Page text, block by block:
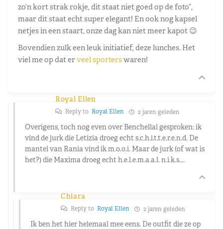
zo’n kort strak rokje, dit staat niet goed op de foto”,
maar dit staat echt super elegant! En ook nog kapsel
netjes in een staart, onze dag kan niet meer kapot 😉
Bovendien zulk een leuk initiatief, deze lunches. Het
viel me op dat erveel sporterswaren!
Royal Ellen
Reply to Royal Ellen 2 jaren geleden
Overigens, toch nog even over Benchellal gesproken: ik
vind de jurk die Letizia droeg echt s.c.h.i.t.t.e.r.e.n.d. De
mantel van Rania vind ik m.o.o.i. Maar de jurk (of wat is
het?) die Maxima droeg echt h.e.l.e.m.a.a.l. n.i.k.s….
Chiara
Reply to Royal Ellen 2 jaren geleden
Ik ben het hier helemaal mee eens. De outfit die ze op